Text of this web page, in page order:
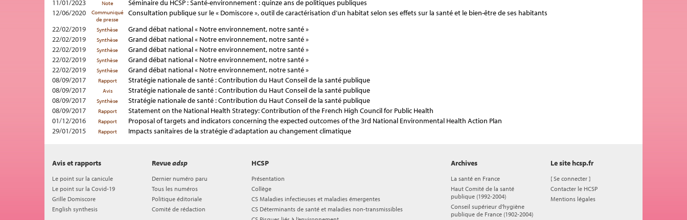
11/01/2023
Note
Séminaire du HCSP : Santé-environnement : quinze ans de politiques publiques
12/06/2020
Communiqué
de presse
Consultation publique sur le « Domiscore », outil de caractérisation d’un habitat selon ses effets sur la santé et le bien-être de ses habitants
22/02/2019
Synthèse
Grand débat national « Notre environnement, notre santé »
22/02/2019
Synthèse
Grand débat national « Notre environnement, notre santé »
22/02/2019
Synthèse
Grand débat national « Notre environnement, notre santé »
22/02/2019
Synthèse
Grand débat national « Notre environnement, notre santé »
22/02/2019
Synthèse
Grand débat national « Notre environnement, notre santé »
08/09/2017
Rapport
Stratégie nationale de santé : Contribution du Haut Conseil de la santé publique
08/09/2017
Avis
Stratégie nationale de santé : Contribution du Haut Conseil de la santé publique
08/09/2017
Synthèse
Stratégie nationale de santé : Contribution du Haut Conseil de la santé publique
08/09/2017
Rapport
Statement on the National Health Strategy: Contribution of the French High Council for Public Health
01/12/2016
Rapport
Proposal of targets and indicators concerning the expected outcomes of the 3rd National Environmental Health Action Plan
29/01/2015
Rapport Impacts sanitaires de la stratégie d’adaptation au changement climatique
HCSP
Présentation
Collège
CS Maladies infectieuses et maladies émergentes
CS Déterminants de santé et maladies non-transmissibles
Avis et rapports
Le point sur la canicule
Le point sur la Covid-19
Grille Domiscore
English synthesis
Revueadsp
Dernier numéro paru
Tous les numéros
Politique éditoriale
Comité de rédaction
Archives
La santé en France
Haut Comité de la santé
publique (1992-2004)
Conseil supérieur d'hygiène
publique de France (1902-2004)
Le site hcsp.fr
[Se connecter ]
Contacter le HCSP
Mentions légales